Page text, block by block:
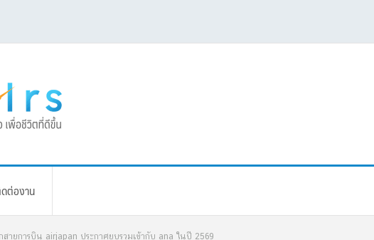
ต่องาน
สายการบิน airjapan ประกาศยุบรวมเข้ากับ ana ในปี 2569